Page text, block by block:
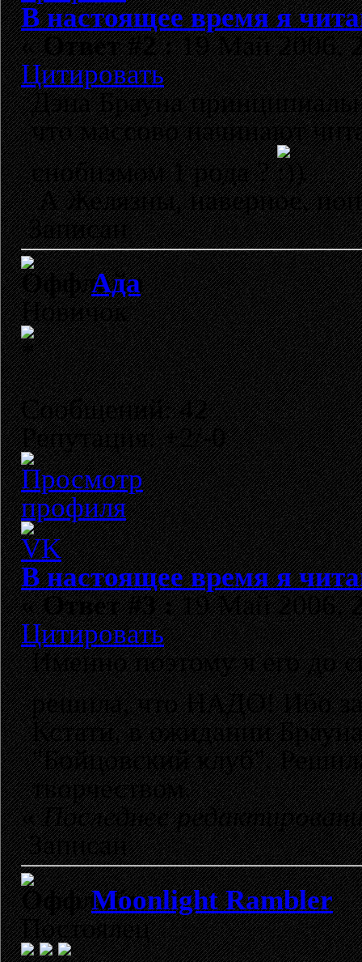
В настоящее время я
«Ответ #2 :19 Май 2006,
Цитировать
Дэна Брауна
что массово начинают
снобизмом 1 рода ?
.
А Желязны, наверное,
Записан
Ада
Новичок
Сообщений: 42
Репутация: +2/-0
В настоящее время я
«Ответ #3 :19 Май 2006,
Цитировать
Именно поэтому я его до
решила, что НАДО! Ибо
Кстати, в ожидании
"Бойцовский клуб".
творчеством.
«Последнее
Записан
Moonlight Rambler
Постоялец